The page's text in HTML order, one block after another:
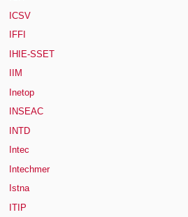
ICSV
IFFI
IHIE-SSET
IIM
Inetop
INSEAC
INTD
Intec
Intechmer
Istna
ITIP